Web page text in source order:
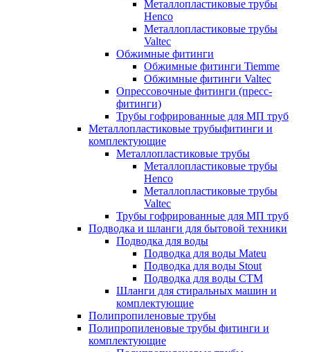
Металлопластиковые трубы
Henco
Металлопластиковые трубы
Valtec
Обжимные фитинги
Обжимные фитинги Tiemme
Обжимные фитинги Valtec
Опрессовочные фитинги (пресс-
фитинги)
Трубы гофрированные для МП труб
Металлопластиковые трубыфитинги и
комплектующие
Металлопластиковые трубы
Металлопластиковые трубы
Henco
Металлопластиковые трубы
Valtec
Трубы гофрированные для МП труб
Подводка и шланги для бытовой техники
Подводка для воды
Подводка для воды Mateu
Подводка для воды Stout
Подводка для воды СТМ
Шланги для стиральных машин и
комплектующие
Полипропиленовые трубы
Полипропиленовые трубы фитинги и
комплектующие